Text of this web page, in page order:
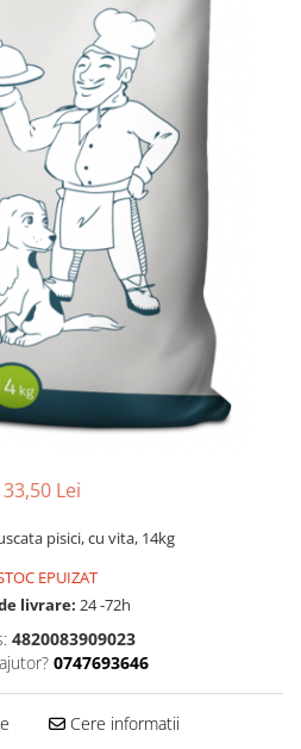
Lei
pisici, cu vita, 14kg
EPUIZAT
livrare: 24 -72h
4820083909023
0747693646
Cere informatii